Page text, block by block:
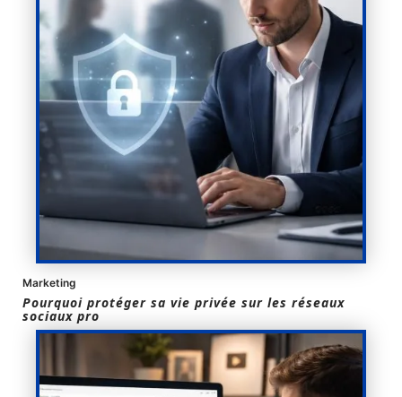
Marketing
Pourquoi protéger sa vie privée sur les réseaux
sociaux pro